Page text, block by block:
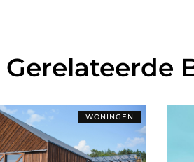
Gerelateerde
WONINGEN